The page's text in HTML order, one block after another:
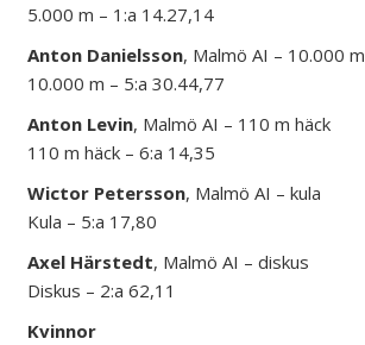
5.000 m – 1:a 14.27,14
Anton Danielsson, Malmö AI – 10.000 m
10.000 m – 5:a 30.44,77
Anton Levin, Malmö AI – 110 m häck
110 m häck – 6:a 14,35
Wictor Petersson, Malmö AI – kula
Kula – 5:a 17,80
Axel Härstedt, Malmö AI – diskus
Diskus – 2:a 62,11
Kvinnor